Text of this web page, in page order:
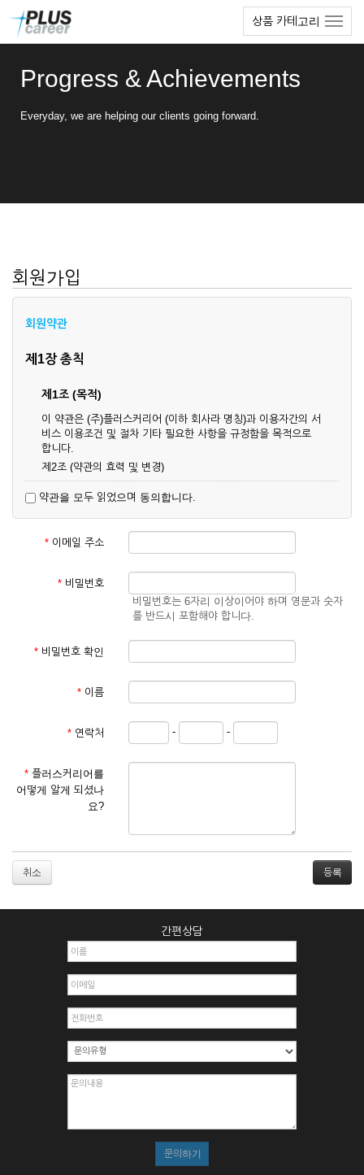
상품 카테고리
Progress & Achievements
Everyday, we are helping our clients going forward.
회원가입
회원약관
제1장 총칙
제1조 (목적)
이 약관은 (주)플러스커리어 (이하 회사라 명칭)과 이용자간의 서
비스 이용조건 및 절차 기타 필요한 사항을 규정함을 목적으로
합니다.
제2조 (약관의 효력 및 변경)
업상 중요 하거나 합리적인 사유가 발생할 경우 온라인 공사를
통하여 변경할 수 있습니다.
② 회원은 변경된 약관에 동의하지 않을 경우 서비스 이용을 중
단하고 이용계약을 해지할 수 있습니다. 약관의 효력 발생일 이
것으로 간주됩니다.
제3조 (약관의 외 준칙)
관계법령의 규정에 따릅니다.
① 서비스 이용계약은 서비스 이용 희망자가 본 약관에 동의한
를 심사, 승낙함으로써 성립하며, 회사는 신청자의 실명 확인 절
차를 밟을 수 있습니다.
② 회원가입시 입력한 ID는 변경할 수 없으며, 회원 1인당 한 개
의 ID가 발급됩니다. 부득이한 경우로 인해 변경하고자 하는 경
거절하거나 취소할 수 있으며, 실명으로 등록하지 않은 자의 일
2. 개인정보를 허위로 기재하여 신청할 경우
3. 경쟁 관게에 있는 이용자가 신청할 경우
4. 타인의 서비스 이용을 방해하거나, 정보를 도용한 경우
6. 이용자가 영업활동 또는 부정한 용도로 본 서비스를 이용할
7. 회사의 정보를 사전 승낙 없이 전재, 변조, 복사하여 이용하
8. 기타 회사가 정한 제반 사항을 위반하며 신청하는 경우
제5조 (서비스의 이용 및 중지)
② 시스템 점검, 교체 및 고장, 기술적인 이유, 국가비상사태, 정
스가 불가능할 경우 회사는 사전 공지나 예고 없이 서비스의 전
부 또는 일부를 일시적 또는 영구적으로 중지할 수 있습니다.
약관을 모두 읽었으며 동의합니다.
* 이메일 주소
* 비밀번호
비밀번호는 6자리 이상이어야 하며 영문과 숫자
를 반드시 포함해야 합니다.
* 비밀번호 확인
* 이름
* 연락처 - -
* 플러스커리어를
어떻게 알게 되셨나
요?
취소
간편상담